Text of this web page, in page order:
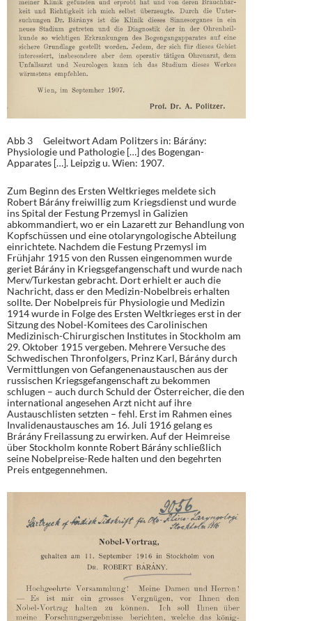
Abb 3 Geleitwort Adam Politzers in: Bárány:
Physiologie und Pathologie […] des Bogengan-
Apparates […]. Leipzig u. Wien: 1907.
Zum Beginn des Ersten Weltkrieges meldete sich
Robert Bárány freiwillig zum Kriegsdienst und wurde
ins Spital der Festung Przemysl in Galizien
abkommandiert, wo er ein Lazarett zur Behandlung von
Kopfschüssen und eine otolaryngologische Abteilung
einrichtete. Nachdem die Festung Przemysl im
Frühjahr 1915 von den Russen eingenommen wurde
geriet Bárány in Kriegsgefangenschaft und wurde nach
Merv/Turkestan gebracht. Dort erhielt er auch die
Nachricht, dass er den Medizin-Nobelbreis erhalten
sollte. Der Nobelpreis für Physiologie und Medizin
1914 wurde in Folge des Ersten Weltkrieges erst in der
Sitzung des Nobel-Komitees des Carolinischen
Medizinisch-Chirurgischen Institutes in Stockholm am
29. Oktober 1915 vergeben. Mehrere Versuche des
Schwedischen Thronfolgers, Prinz Karl, Bárány durch
Vermittlungen von Gefangenenaustauschen aus der
russischen Kriegsgefangenschaft zu bekommen
schlugen – auch durch Schuld der Österreicher, die den
international angesehen Arzt nicht auf ihre
Austauschlisten setzten – fehl. Erst im Rahmen eines
Invalidenaustausches am 16. Juli 1916 gelang es
Brárány Freilassung zu erwirken. Auf der Heimreise
über Stockholm konnte Robert Bárány schließlich
seine Nobelpreise-Rede halten und den begehrten
Preis entgegennehmen.